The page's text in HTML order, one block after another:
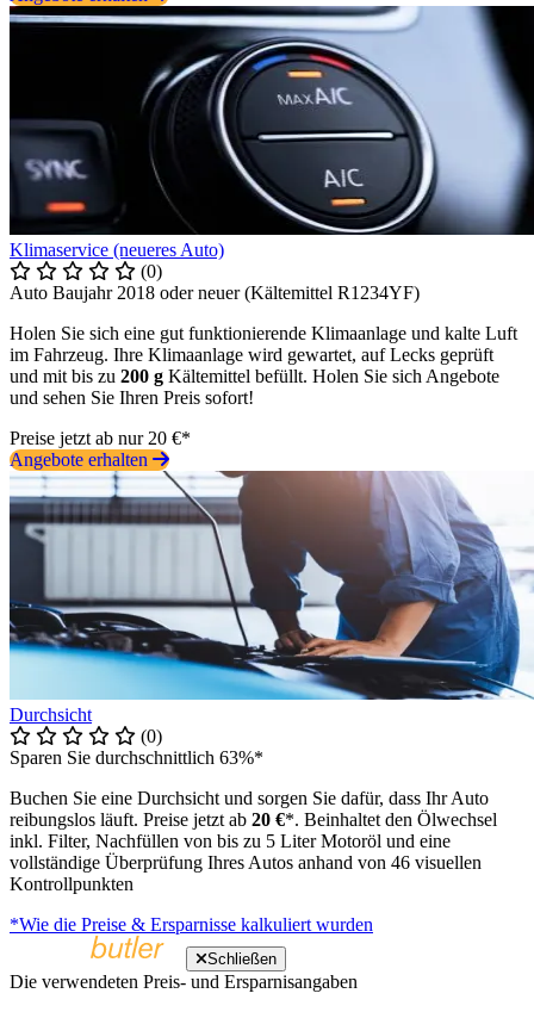
Klimaservice (neueres Auto)
(0)
Auto Baujahr 2018 oder neuer (Kältemittel R1234YF)
Holen Sie sich eine gut funktionierende Klimaanlage und kalte Luft
im Fahrzeug. Ihre Klimaanlage wird gewartet, auf Lecks geprüft
und mit bis zu 200 g Kältemittel befüllt. Holen Sie sich Angebote
und sehen Sie Ihren Preis sofort!
Preise jetzt ab nur 20 €*
Angebote erhalten
Durchsicht
(0)
Sparen Sie durchschnittlich 63%*
Buchen Sie eine Durchsicht und sorgen Sie dafür, dass Ihr Auto
reibungslos läuft. Preise jetzt ab 20 €*. Beinhaltet den Ölwechsel
inkl. Filter, Nachfüllen von bis zu 5 Liter Motoröl und eine
vollständige Überprüfung Ihres Autos anhand von 46 visuellen
Kontrollpunkten
*Wie die Preise & Ersparnisse kalkuliert wurden
Schließen
Die verwendeten Preis- und Ersparnisangaben